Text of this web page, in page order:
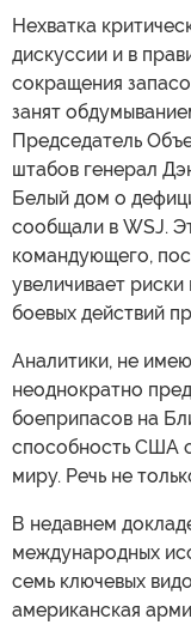
Нехватка
дискуссии и в
сокращения
занят
Председатель
штабов генерал
Белый дом о
сообщали в WSJ.
командующего,
увеличивает
боевых действий
Аналитики, не
неоднократно
боеприпасов на
способность США
миру. Речь не
В недавнем
международных
семь ключевых
американская